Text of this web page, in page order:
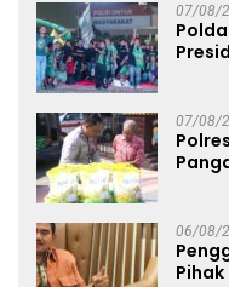
07/08/
07/08/
06/08/